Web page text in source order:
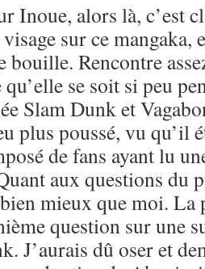
Inoue, alors là, c’est
sur ce mangaka,
bouille. Rencontre
se soit si peu
Slam Dunk et
plus poussé, vu qu’il
de fans ayant lu
aux questions du
mieux que moi. La
question sur une
J’aurais dû oser et